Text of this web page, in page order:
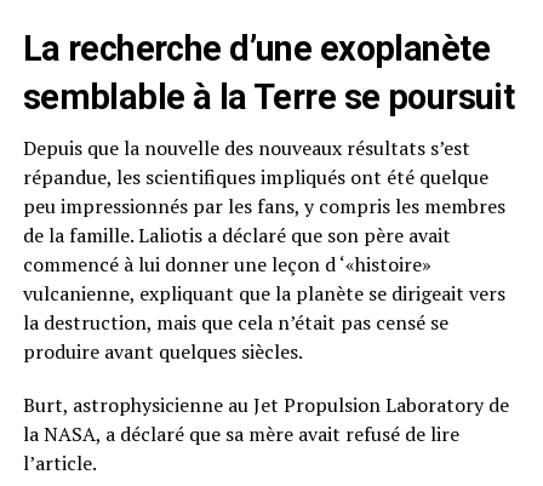
La recherche d’une exoplanète
semblable à la Terre se poursuit
Depuis que la nouvelle des nouveaux résultats s’est
répandue, les scientifiques impliqués ont été quelque
peu impressionnés par les fans, y compris les membres
de la famille. Laliotis a déclaré que son père avait
commencé à lui donner une leçon d ‘«histoire»
vulcanienne, expliquant que la planète se dirigeait vers
la destruction, mais que cela n’était pas censé se
produire avant quelques siècles.
Burt, astrophysicienne au Jet Propulsion Laboratory de
la NASA, a déclaré que sa mère avait refusé de lire
l’article.